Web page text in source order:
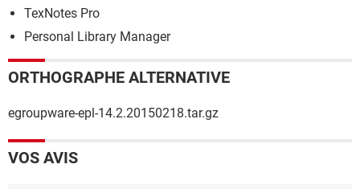
TexNotes Pro
Personal Library Manager
ORTHOGRAPHE ALTERNATIVE
egroupware-epl-14.2.20150218.tar.gz
VOS AVIS